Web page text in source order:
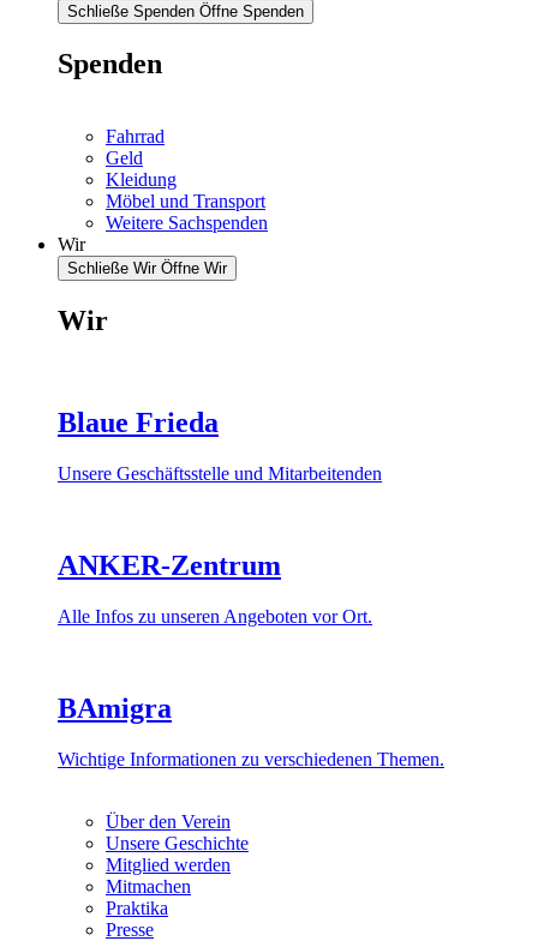
Schließe Spenden Öffne Spenden
Spenden
Fahrrad
Geld
Kleidung
Möbel und Transport
Weitere Sachspenden
Wir
Schließe Wir Öffne Wir
Wir
Blaue Frieda
Unsere Geschäftsstelle und Mitarbeitenden
ANKER-Zentrum
Alle Infos zu unseren Angeboten vor Ort.
BAmigra
Wichtige Informationen zu verschiedenen Themen.
Über den Verein
Unsere Geschichte
Mitglied werden
Mitmachen
Praktika
Presse